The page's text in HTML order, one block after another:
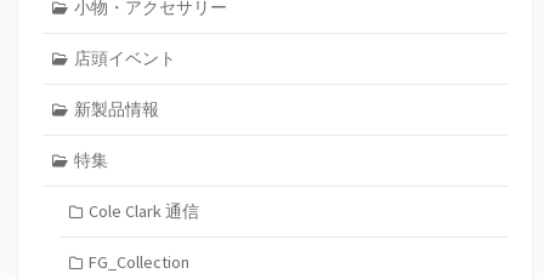
小物・アクセサリー
店頭イベント
新製品情報
特集
Cole Clark 通信
FG_Collection